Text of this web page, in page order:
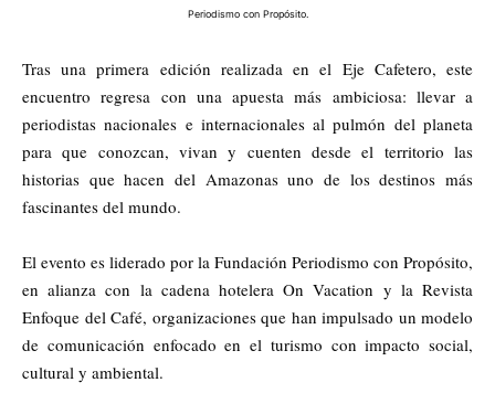
Periodismo con Propósito.
Tras una primera edición realizada en el Eje Cafetero, este
encuentro regresa con una apuesta más ambiciosa: llevar a
periodistas nacionales e internacionales al pulmón del planeta
para que conozcan, vivan y cuenten desde el territorio las
historias que hacen del Amazonas uno de los destinos más
fascinantes del mundo.
El evento es liderado por la Fundación Periodismo con Propósito,
en alianza con la cadena hoteleraOn Vacation y laRevista
Enfoque del Café, organizaciones que han impulsado un modelo
de comunicación enfocado en el turismo con impacto social,
cultural y ambiental.